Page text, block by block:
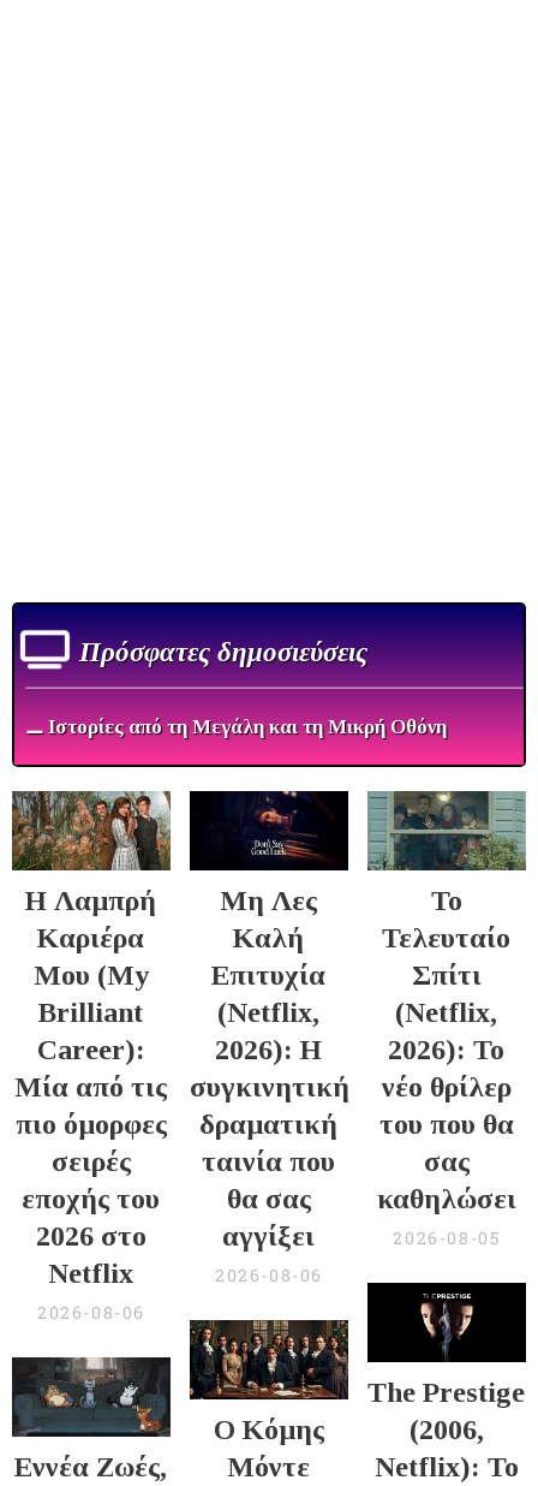
Πρόσφατες δημοσιεύσεις
⚊ Ιστορίες από τη Μεγάλη και τη Μικρή Οθόνη
Η Λαμπρή
Καριέρα
Μου (My
Brilliant
Career):
Μία από τις
πιο όμορφες
σειρές
εποχής του
2026 στο
Netflix
2026-08-06
Μη Λες
Καλή
Επιτυχία
(Netflix,
2026): Η
συγκινητική
δραματική
ταινία που
θα σας
αγγίξει
2026-08-06
Το
Τελευταίο
Σπίτι
(Netflix,
2026): Το
νέο θρίλερ
του που θα
σας
καθηλώσει
2026-08-05
Εννέα Ζωές,
Ο Κόμης
Μόντε
The Prestige
(2006,
Netflix): Το